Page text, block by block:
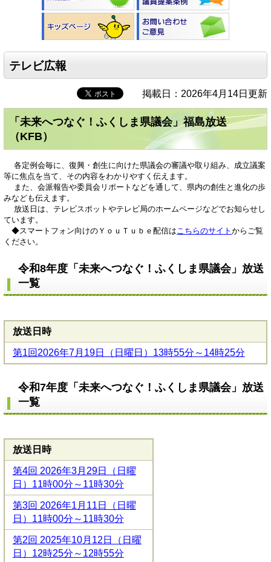
テレビ広報
掲載日：2026年4月14日更新
「未来へつなぐ！ふくしま県議会」福島放送
（KFB）
各定例会毎に、復興・創生に向けた県議会の審議や取り組み、成立議案
等に焦点を当て、その内容をわかりやすく伝えます。
また、会派報告や委員会リポートなどを通して、県内の創生と進化の歩
みなども伝えます。
放送日は、テレビスポットやテレビ局のホームページなどでお知らせし
ています。
◆スマートフォン向けのＹｏｕＴｕｂｅ配信はこちらのサイト からご覧
ください。
令和8年度「未来へつなぐ！ふくしま県議会」放送
一覧
放送日時
第1回2026年7月19日（日曜日）13時55分～14時25分
令和7年度「未来へつなぐ！ふくしま県議会」放送
一覧
放送日時
第4回 2026年3月29日（日曜
日）11時00分～11時30分
第3回 2026年1月11日（日曜
日）11時00分～11時30分
第2回 2025年10月12日（日曜
日）12時25分～12時55分